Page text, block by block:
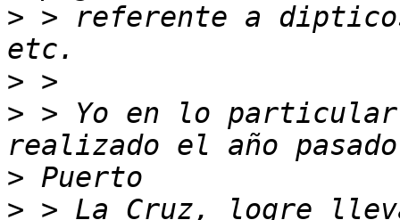
> > referente a
>
> > Yo en lo
>
> > La Cruz, logre